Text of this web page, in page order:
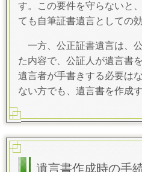
す。この要件を守らないと
ても自筆証書遺言としての
一方、公正証書遺言は、
た内容で、公証人が遺言書
遺言者が手書きする必要は
ない方でも、遺言書を作成
遺言書作成時の